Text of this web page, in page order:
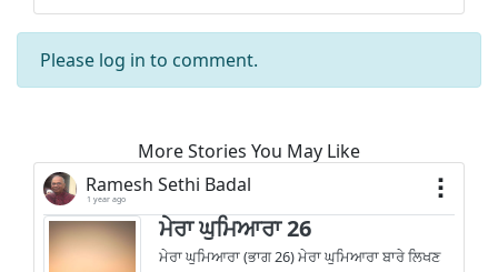
Please log in to comment.
More Stories You May Like
Ramesh Sethi Badal
1 year ago
ਮੇਰਾ ਘੁਮਿਆਰਾ 26
ਮੇਰਾ ਘੁਮਿਆਰਾ (ਭਾਗ 26) ਮੇਰਾ ਘੁਮਿਆਰਾ ਬਾਰੇ ਲਿਖਣ